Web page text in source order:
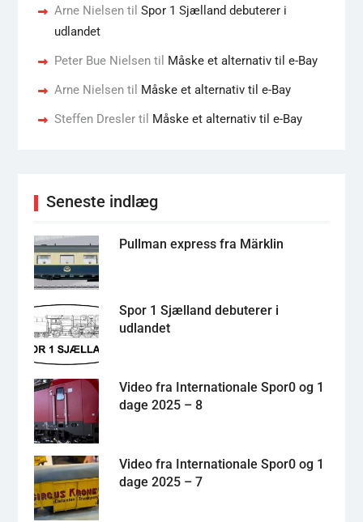
Arne Nielsentil Spor 1 Sjælland debuterer i
udlandet
Peter Bue Nielsentil Måske et alternativ til e-Bay
Arne Nielsentil Måske et alternativ til e-Bay
Steffen Dreslertil Måske et alternativ til e-Bay
Seneste indlæg
Pullman express fra Märklin
Spor 1 Sjælland debuterer i
udlandet
Video fra Internationale Spor0 og 1
dage 2025 – 8
Video fra Internationale Spor0 og 1
dage 2025 – 7